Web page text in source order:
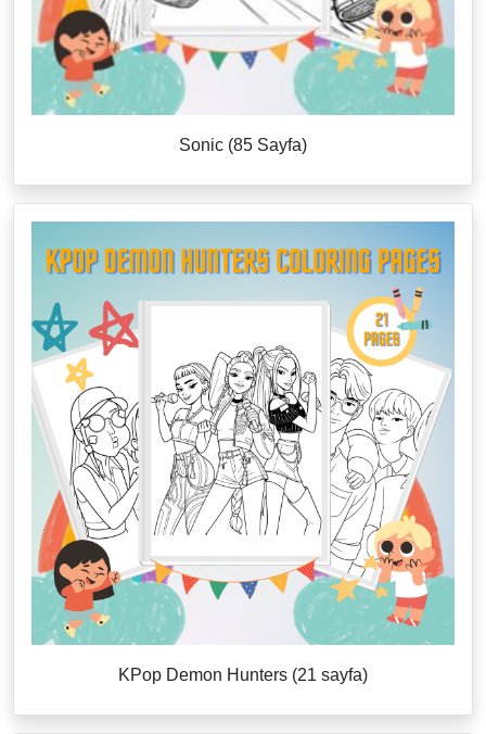
Sonic (85 Sayfa)
KPop Demon Hunters (21 sayfa)